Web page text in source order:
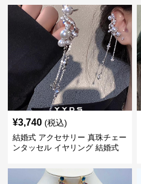
¥3,740 (税込)
結婚式 アクセサリー 真珠チェー
ンタッセル イヤリング 結婚式